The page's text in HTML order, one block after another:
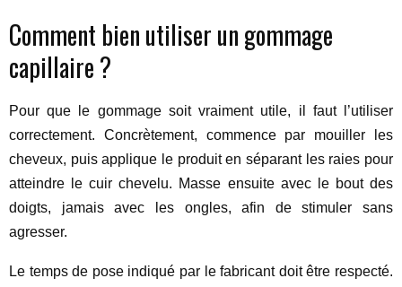
Comment bien utiliser un gommage
capillaire ?
Pour que le gommage soit vraiment utile, il faut l’utiliser
correctement. Concrètement, commence par mouiller les
cheveux, puis applique le produit en séparant les raies pour
atteindre le cuir chevelu. Masse ensuite avec le bout des
doigts, jamais avec les ongles, afin de stimuler sans
agresser.
Le temps de pose indiqué par le fabricant doit être respecté.